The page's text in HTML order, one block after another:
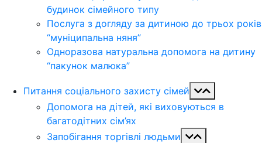
будинок сімейного типу
Послуга з догляду за дитиною до трьох років
“муніципальна няня”
Одноразова натуральна допомога на дитину
“пакунок малюка”
Питання соціального захисту сімей
Допомога на дітей, які виховуються в
багатодітних сім’ях
Запобігання торгівлі людьми